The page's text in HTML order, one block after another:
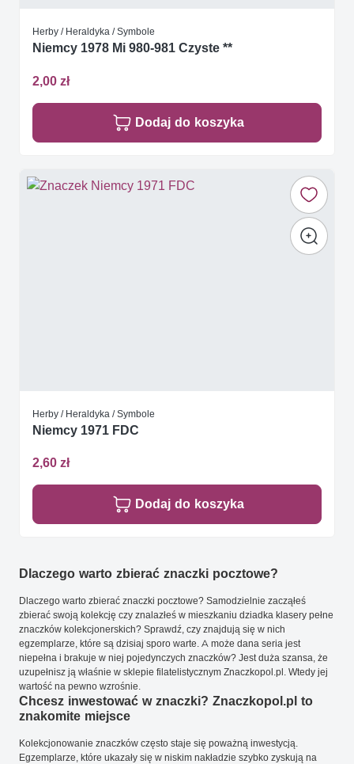
Herby / Heraldyka / Symbole
Niemcy 1978 Mi 980-981 Czyste **
2,00 zł
Dodaj do koszyka
Herby / Heraldyka / Symbole
Niemcy 1971 FDC
2,60 zł
Dodaj do koszyka
Dlaczego warto zbierać znaczki pocztowe?
Dlaczego warto zbierać znaczki pocztowe? Samodzielnie zacząłeś
zbierać swoją kolekcję czy znalazłeś w mieszkaniu dziadka klasery pełne
znaczków kolekcjonerskich? Sprawdź, czy znajdują się w nich
egzemplarze, które są dzisiaj sporo warte. A może dana seria jest
niepełna i brakuje w niej pojedynczych znaczków? Jest duża szansa, że
uzupełnisz ją właśnie w sklepie filatelistycznym Znaczkopol.pl. Wtedy jej
wartość na pewno wzrośnie.
Chcesz inwestować w znaczki? Znaczkopol.pl to
znakomite miejsce
Kolekcjonowanie znaczków często staje się poważną inwestycją.
Egzemplarze, które ukazały się w niskim nakładzie szybko zyskują na